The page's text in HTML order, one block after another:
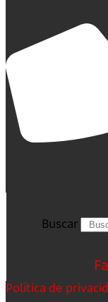
Buscar
Política de